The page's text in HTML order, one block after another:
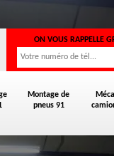
Montage de
pneus 91
ON VOUS RAPPELLE